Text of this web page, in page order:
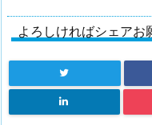
よろしければシェアお